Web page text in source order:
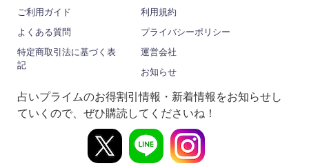
ご利用ガイド
利用規約
よくある質問
プライバシーポリシー
特定商取引法に基づく表
記
運営会社
お知らせ
占いプライムのお得割引情報・新着情報をお知らせし
ていくので、ぜひ購読してくださいね！